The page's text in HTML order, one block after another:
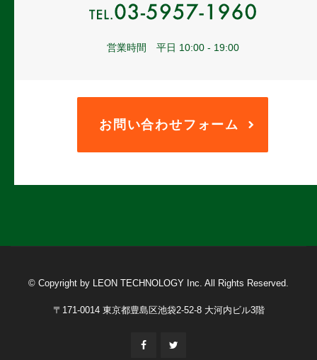
営業時間 平日 10:00 - 19:00
お問い合わせフォーム
© Copyright by LEON TECHNOLOGY Inc. All Rights Reserved.
〒171-0014 東京都豊島区池袋2-52-8 大河内ビル3階